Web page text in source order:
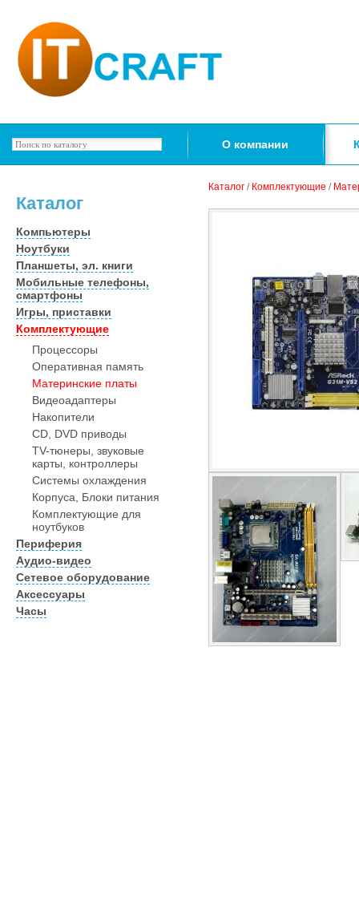
О компании
Каталог
Компьютеры
Ноутбуки
Планшеты, эл. книги
Мобильные телефоны,
смартфоны
Игры, приставки
Комплектующие
Процессоры
Оперативная память
Материнские платы
Видеоадаптеры
Накопители
CD, DVD приводы
TV-тюнеры, звуковые
карты, контроллеры
Системы охлаждения
Корпуса, Блоки питания
Комплектующие для
ноутбуков
Периферия
Аудио-видео
Сетевое оборудование
Аксессуары
Часы
Каталог / Комплектующие /